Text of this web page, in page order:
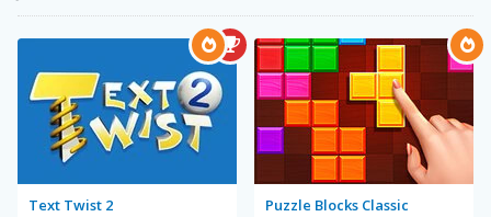
Text Twist 2 Puzzle Blocks Classic